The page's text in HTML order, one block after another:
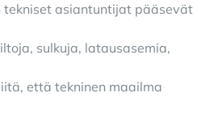
tekniset asiantuntijat pääsevät
sulkuja, latausasemia,
että tekninen maailma